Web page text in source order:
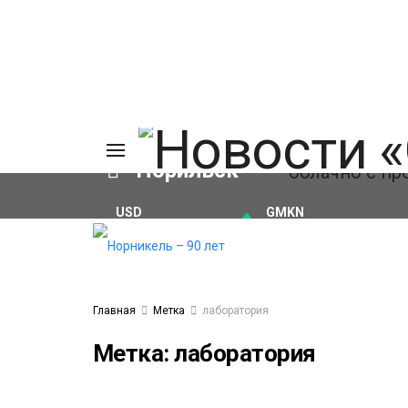
Норильск
USD
GMKN
Главная Метка лаборатория
Метка:лаборатория